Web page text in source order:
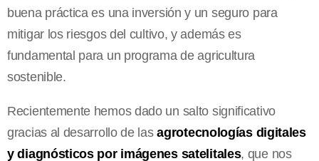
buena práctica es una inversión y un seguro para
mitigar los riesgos del cultivo, y además es
fundamental para un programa de agricultura
sostenible.
Recientemente hemos dado un salto significativo
gracias al desarrollo de lasagrotecnologías digitales
y diagnósticos por imágenes satelitales, que nos